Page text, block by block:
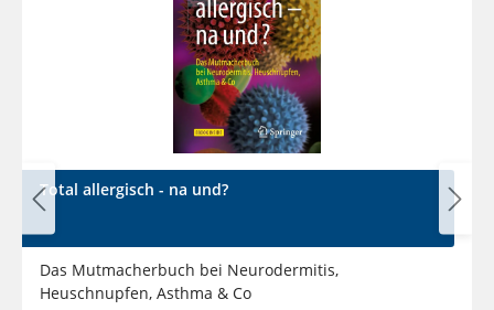
Total allergisch - na und?
Das Mutmacherbuch bei Neurodermitis,
Heuschnupfen, Asthma & Co